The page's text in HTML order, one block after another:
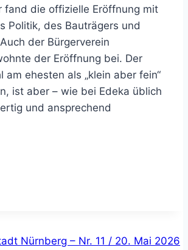
fand die offizielle Eröffnung mit
Politik, des Bauträgers und
der Bürgerverein
der Eröffnung bei. Der
am ehesten als „klein aber fein“
ist aber – wie bei Edeka üblich
und ansprechend
Nürnberg – Nr. 11 / 20. Mai 2026